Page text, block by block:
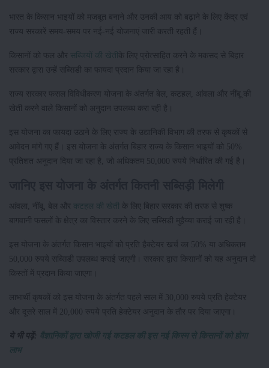
भारत के किसान भाइयों को मजबूत बनाने और उनकी आय को बढ़ाने के लिए केंद्र एवं
राज्य सरकारें समय-समय पर नई-नई योजनाएं जारी करती रहती हैं।
किसानों को फल और सब्जियों की खेती
के लिए प्रोत्साहित करने के मकसद से बिहार
सरकार द्वारा उन्हें सब्सिडी का फायदा प्रदान किया जा रहा है।
राज्य सरकार फसल विविधीकरण योजना के अंतर्गत बेल, कटहल, आंवला और नींबू की
खेती करने वाले किसानों को अनुदान उपलब्ध करा रही है।
इस योजना का फायदा उठाने के लिए राज्य के उद्यानिकी विभाग की तरफ से कृषकों से
आवेदन मांगे गए हैं। इस योजना के अंतर्गत बिहार राज्य के किसान भाइयों को 50%
प्रतिशत अनुदान दिया जा रहा है, जो अधिकतम 50,000 रुपये निर्धारित की गई है।
आंवला, नींबू, बेल और कटहल की खेती
के लिए बिहार सरकार की तरफ से शुष्क
बागवानी फसलों के क्षेत्र का विस्तार करने के लिए सब्सिडी मुहैय्या कराई जा रही है।
इस योजना के अंतर्गत किसान भाइयों को प्रति हैक्टेयर खर्च का 50% या अधिकतम
50,000 रुपये सब्सिडी उपलब्ध कराई जाएगी। सरकार द्वारा किसानों को यह अनुदान दो
किस्तों में प्रदान किया जाएगा।
लाभार्थी कृषकों को इस योजना के अंतर्गत पहले साल में 30,000 रुपये प्रति हेक्टेयर
और दूसरे साल में 20,000 रुपये प्रति हेक्टेयर अनुदान के तौर पर दिया जाएगा।
ये भी पढ़ें: वैज्ञानिकों द्वारा खोजी गई कटहल की इस नई किस्म से किसानों को होगा
लाभ